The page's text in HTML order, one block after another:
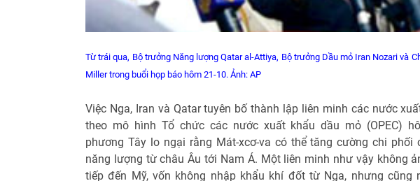
Từ trái qua, Bộ trưởng Năng lượng Qatar al-Attiya, Bộ trưởng Dầu mỏ Iran Nozari và
Miller trong buổi họp báo hôm 21-10. Ảnh: AP
Việc Nga, Iran và Qatar tuyên bố thành lập liên minh các nước
theo mô hình Tổ chức các nước xuất khẩu dầu mỏ (OPEC)
phương Tây lo ngại rằng Mát-xcơ-va có thể tăng cường chi phối
năng lượng từ châu Âu tới Nam Á. Một liên minh như vậy không
tiếp đến Mỹ, vốn không nhập khẩu khí đốt từ Nga, nhưng cũng